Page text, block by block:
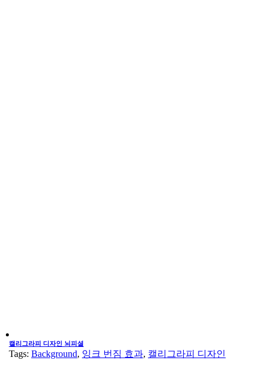
캘리그라피 디자인 뇌피셜
Tags: Background, 잉크 번짐 효과, 캘리그라피 디자인